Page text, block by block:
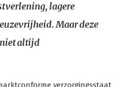
lagere
Maar deze
altijd
verzorgingsstaat